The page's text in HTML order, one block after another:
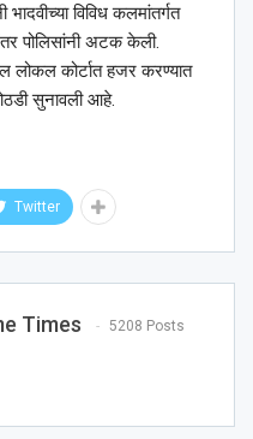
भादवीच्या विविध कलमांतर्गत
नंतर पोलिसांनी अटक केली.
लोकल कोर्टात हजर करण्यात
सुनावली आहे.
Twitter
Times 5208 Posts